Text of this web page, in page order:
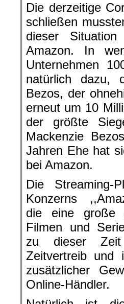
Die derzeitige
schließen
dieser
Amazon. In
Unternehmen
natürlich dazu,
Bezos, der
erneut um 10
der größte
Mackenzie
Jahren Ehe hat
bei Amazon.
Die Streaming-
Konzerns
die eine große
Filmen und
zu dieser
Zeitvertreib und
zusätzlicher
Online-Händler.